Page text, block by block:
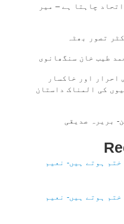
چاہتا ہے – میر
تصور بھٹہ
طیب خان سنگھانوی
احرار اور خاکسار
کی المناک داستان
بریرہ صدیقی
ہوتے ہیں- نعیم
ہوتے ہیں- نعیم